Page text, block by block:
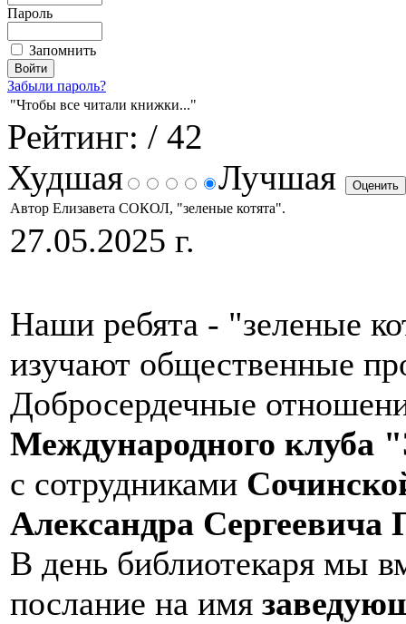
Пароль
Запомнить
Забыли пароль?
"Чтобы все читали книжки..."
Рейтинг: / 42
Худшая
Лучшая
Автор Елизавета СОКОЛ, "зеленые котята".
27.05.2025 г.
Наши ребята - "зеленые
изучают общественные
Добросердечные
Международного клуба
с сотрудниками
Александра
В день библиотекаря мы
послание на имя